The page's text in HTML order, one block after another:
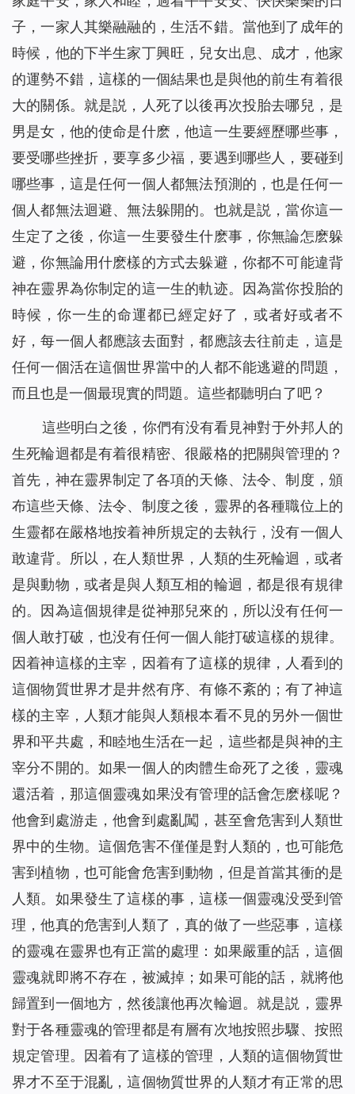
子，一家人其樂融融的，生活不錯。當他到了成年的
時候，他的下半生家丁興旺，兒女出息、成才，他家
的運勢不錯，這樣的一個結果也是與他的前生有着很
大的關係。就是説，人死了以後再次投胎去哪兒，是
男是女，他的使命是什麽，他這一生要經歷哪些事，
要受哪些挫折，要享多少福，要遇到哪些人，要碰到
哪些事，這是任何一個人都無法預測的，也是任何一
個人都無法迴避、無法躲開的。也就是説，當你這一
生定了之後，你這一生要發生什麽事，你無論怎麽躲
避，你無論用什麽樣的方式去躲避，你都不可能違背
神在靈界為你制定的這一生的軌迹。因為當你投胎的
時候，你一生的命運都已經定好了，或者好或者不
好，每一個人都應該去面對，都應該去往前走，這是
任何一個活在這個世界當中的人都不能逃避的問題，
而且也是一個最現實的問題。這些都聽明白了吧？
這些明白之後，你們有没有看見神對于外邦人的
生死輪迴都是有着很精密、很嚴格的把關與管理的？
首先，神在靈界制定了各項的天條、法令、制度，頒
布這些天條、法令、制度之後，靈界的各種職位上的
生靈都在嚴格地按着神所規定的去執行，没有一個人
敢違背。所以，在人類世界，人類的生死輪迴，或者
是與動物，或者是與人類互相的輪迴，都是很有規律
的。因為這個規律是從神那兒來的，所以没有任何一
個人敢打破，也没有任何一個人能打破這樣的規律。
因着神這樣的主宰，因着有了這樣的規律，人看到的
這個物質世界才是井然有序、有條不紊的；有了神這
樣的主宰，人類才能與人類根本看不見的另外一個世
界和平共處，和睦地生活在一起，這些都是與神的主
宰分不開的。如果一個人的肉體生命死了之後，靈魂
還活着，那這個靈魂如果没有管理的話會怎麽樣呢？
他會到處游走，他會到處亂闖，甚至會危害到人類世
界中的生物。這個危害不僅僅是對人類的，也可能危
害到植物，也可能會危害到動物，但是首當其衝的是
人類。如果發生了這樣的事，這樣一個靈魂没受到管
理，他真的危害到人類了，真的做了一些惡事，這樣
的靈魂在靈界也有正當的處理：如果嚴重的話，這個
靈魂就即將不存在，被滅掉；如果可能的話，就將他
歸置到一個地方，然後讓他再次輪迴。就是説，靈界
對于各種靈魂的管理都是有層有次地按照步驟、按照
規定管理。因着有了這樣的管理，人類的這個物質世
界才不至于混亂，這個物質世界的人類才有正常的思